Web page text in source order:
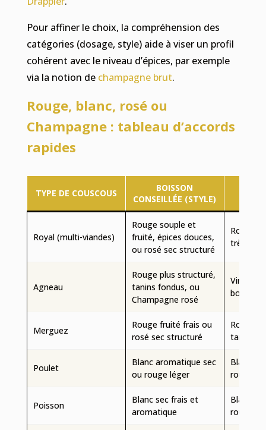
Pour affiner le choix, la compréhension des
catégories (dosage, style) aide à viser un profil
cohérent avec le niveau d’épices, par exemple
via la notion de champagne brut.
Rouge, blanc, rosé ou
Champagne : tableau d’accords
rapides
TYPE DE COUSCOUS
BOISSON
CONSEILLÉE (STYLE)
Royal (multi-viandes)
Rouge souple et
fruité, épices douces,
ou rosé sec structuré
Rouge
très
Agneau
Rouge plus structuré,
tanins fondus, ou
Champagne rosé
Vin dur/
boisé
Merguez
Rouge fruité frais ou
rosé sec structuré
Rouge
tanins
Poulet
Blanc aromatique sec
ou rouge léger
Blanc
rouge
Poisson
Blanc sec frais et
aromatique
Blanc
rouge